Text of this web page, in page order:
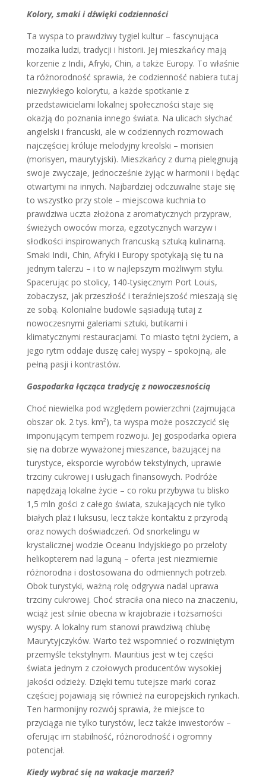
Kolory, smaki i dźwięki codzienności
Ta wyspa to prawdziwy tygiel kultur – fascynująca
mozaika ludzi, tradycji i historii. Jej mieszkańcy mają
korzenie z Indii, Afryki, Chin, a także Europy. To właśnie
ta różnorodność sprawia, że codzienność nabiera tutaj
niezwykłego kolorytu, a każde spotkanie z
przedstawicielami lokalnej społeczności staje się
okazją do poznania innego świata. Na ulicach słychać
angielski i francuski, ale w codziennych rozmowach
najczęściej króluje melodyjny kreolski – morisien
(morisyen, maurytyjski). Mieszkańcy z dumą pielęgnują
swoje zwyczaje, jednocześnie żyjąc w harmonii i będąc
otwartymi na innych. Najbardziej odczuwalne staje się
to wszystko przy stole – miejscowa kuchnia to
prawdziwa uczta złożona z aromatycznych przypraw,
świeżych owoców morza, egzotycznych warzyw i
słodkości inspirowanych francuską sztuką kulinarną.
Smaki Indii, Chin, Afryki i Europy spotykają się tu na
jednym talerzu – i to w najlepszym możliwym stylu.
Spacerując po stolicy, 140-tysięcznym Port Louis,
zobaczysz, jak przeszłość i teraźniejszość mieszają się
ze sobą. Kolonialne budowle sąsiadują tutaj z
nowoczesnymi galeriami sztuki, butikami i
klimatycznymi restauracjami. To miasto tętni życiem, a
jego rytm oddaje duszę całej wyspy – spokojną, ale
pełną pasji i kontrastów.
Gospodarka łącząca tradycję z nowoczesnością
Choć niewielka pod względem powierzchni (zajmująca
obszar ok. 2 tys. km²), ta wyspa może poszczycić się
imponującym tempem rozwoju. Jej gospodarka opiera
się na dobrze wyważonej mieszance, bazującej na
turystyce, eksporcie wyrobów tekstylnych, uprawie
trzciny cukrowej i usługach finansowych. Podróże
napędzają lokalne życie – co roku przybywa tu blisko
1,5 mln gości z całego świata, szukających nie tylko
białych plaż i luksusu, lecz także kontaktu z przyrodą
oraz nowych doświadczeń. Od snorkelingu w
krystalicznej wodzie Oceanu Indyjskiego po przeloty
helikopterem nad laguną – oferta jest niezmiernie
różnorodna i dostosowana do odmiennych potrzeb.
Obok turystyki, ważną rolę odgrywa nadal uprawa
trzciny cukrowej. Choć straciła ona nieco na znaczeniu,
wciąż jest silnie obecna w krajobrazie i tożsamości
wyspy. A lokalny rum stanowi prawdziwą chlubę
Maurytyjczyków. Warto też wspomnieć o rozwiniętym
przemyśle tekstylnym. Mauritius jest w tej części
świata jednym z czołowych producentów wysokiej
jakości odzieży. Dzięki temu tutejsze marki coraz
częściej pojawiają się również na europejskich rynkach.
Ten harmonijny rozwój sprawia, że miejsce to
przyciąga nie tylko turystów, lecz także inwestorów –
oferując im stabilność, różnorodność i ogromny
potencjał.
Kiedy wybrać się na wakacje marzeń?